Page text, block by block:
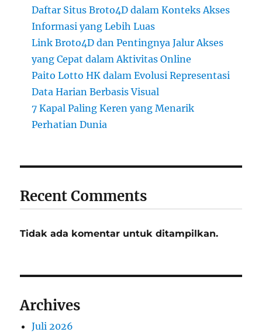
Daftar Situs Broto4D dalam Konteks Akses
Informasi yang Lebih Luas
Link Broto4D dan Pentingnya Jalur Akses
yang Cepat dalam Aktivitas Online
Paito Lotto HK dalam Evolusi Representasi
Data Harian Berbasis Visual
7 Kapal Paling Keren yang Menarik
Perhatian Dunia
Recent Comments
Tidak ada komentar untuk ditampilkan.
Archives
Juli 2026